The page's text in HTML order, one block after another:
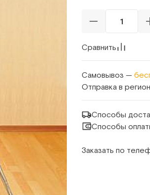
Сравнить
Самовывоз —
Отправка в
Способы
Способы
Заказать по